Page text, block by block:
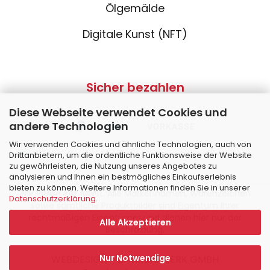
Diese Webseite verwendet Cookies und
andere Technologien
Wir verwenden Cookies und ähnliche Technologien, auch von
Drittanbietern, um die ordentliche Funktionsweise der Website
zu gewährleisten, die Nutzung unseres Angebotes zu
analysieren und Ihnen ein bestmögliches Einkaufserlebnis
bieten zu können. Weitere Informationen finden Sie in unserer
Datenschutzerklärung.
Alle Akzeptieren
Nur Notwendige
Ölgemälde
Digitale Kunst (NFT)
Sicher bezahlen
WEBDESIGN – RANKINGWERK GMBH
Alle Preise inkl. MwSt. Alle Markennamen, Warenzeichen
sowie sämtliche Produktbilder sind Eigentum Ihrer
rechtmäßigen Eigentümer und dienen hier nur der
Beschreibung.